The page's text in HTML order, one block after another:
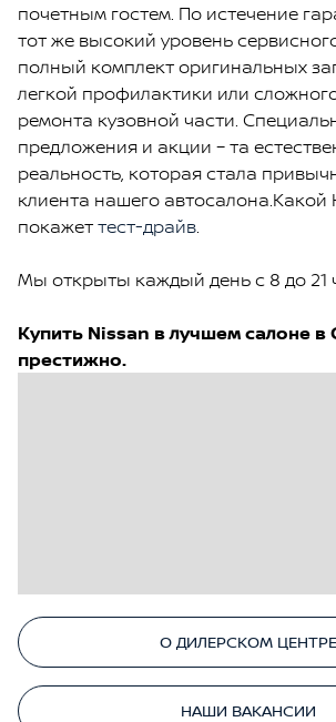
почетным гостем. По истечение
тот же высокий уровень
полный комплект оригинальных
легкой профилактики или
ремонта кузовной части.
предложения и акции – та
реальность, которая стала
клиента нашего
покажеттест-драйв.
Мы открыты каждый день с 8 до 21
Купить Nissan в лучшем салоне в
престижно.
О ДИЛЕРСКОМ ЦЕНТРЕ
НАШИ ВАКАНСИИ